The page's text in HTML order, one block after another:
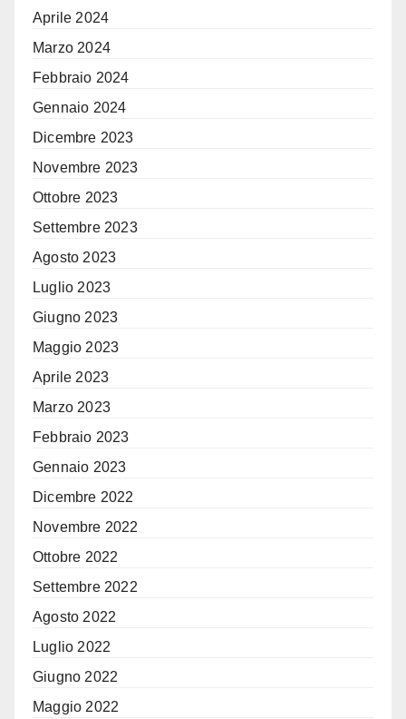
Aprile 2024
Marzo 2024
Febbraio 2024
Gennaio 2024
Dicembre 2023
Novembre 2023
Ottobre 2023
Settembre 2023
Agosto 2023
Luglio 2023
Giugno 2023
Maggio 2023
Aprile 2023
Marzo 2023
Febbraio 2023
Gennaio 2023
Dicembre 2022
Novembre 2022
Ottobre 2022
Settembre 2022
Agosto 2022
Luglio 2022
Giugno 2022
Maggio 2022